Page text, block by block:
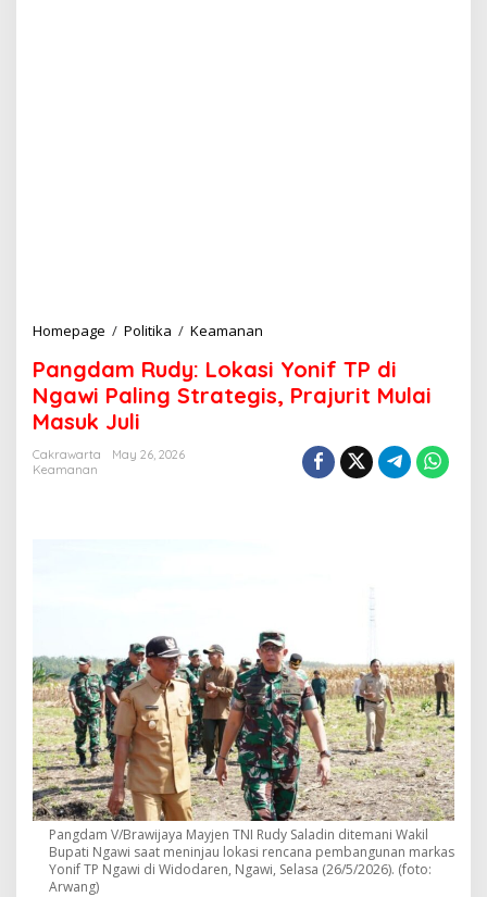
Homepage / Politika / Keamanan
n
g
d
s
i
Y
o
n
i
f
T
P
d
i
N
g
Pangdam Rudy: Lokasi Yonif TP di
Ngawi Paling Strategis, Prajurit Mulai
Masuk Juli
Cakrawarta
May 26, 2026
Keamanan
Pangdam V/Brawijaya Mayjen TNI Rudy Saladin ditemani Wakil
Bupati Ngawi saat meninjau lokasi rencana pembangunan markas
Yonif TP Ngawi di Widodaren, Ngawi, Selasa (26/5/2026). (foto:
Arwang)